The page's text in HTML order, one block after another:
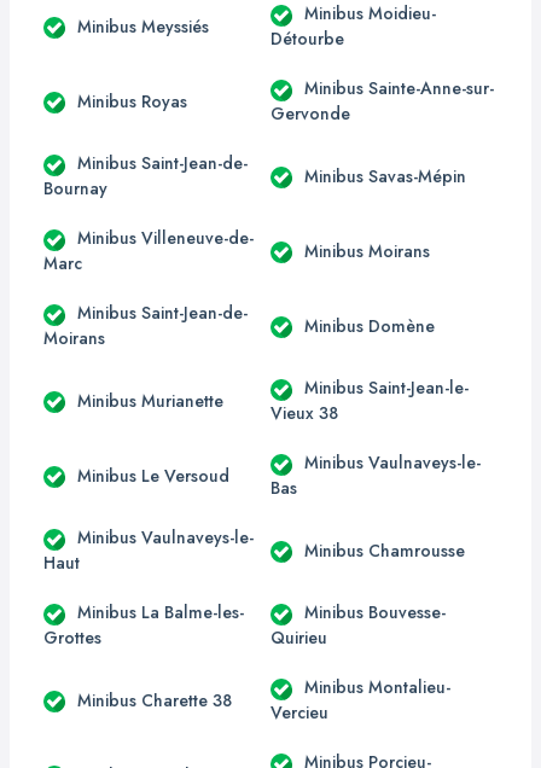
Minibus Meyssiés
Minibus Moidieu-
Détourbe
Minibus Royas
Minibus Sainte-Anne-sur-
Gervonde
Minibus Saint-Jean-de-
Bournay
Minibus Savas-Mépin
Minibus Villeneuve-de-
Marc
Minibus Moirans
Minibus Saint-Jean-de-
Moirans
Minibus Domène
Minibus Murianette
Minibus Saint-Jean-le-
Vieux 38
Minibus Le Versoud
Minibus Vaulnaveys-le-
Bas
Minibus Vaulnaveys-le-
Haut
Minibus Chamrousse
Minibus La Balme-les-
Grottes
Minibus Bouvesse-
Quirieu
Minibus Charette 38
Minibus Montalieu-
Vercieu
Minibus Porcieu-